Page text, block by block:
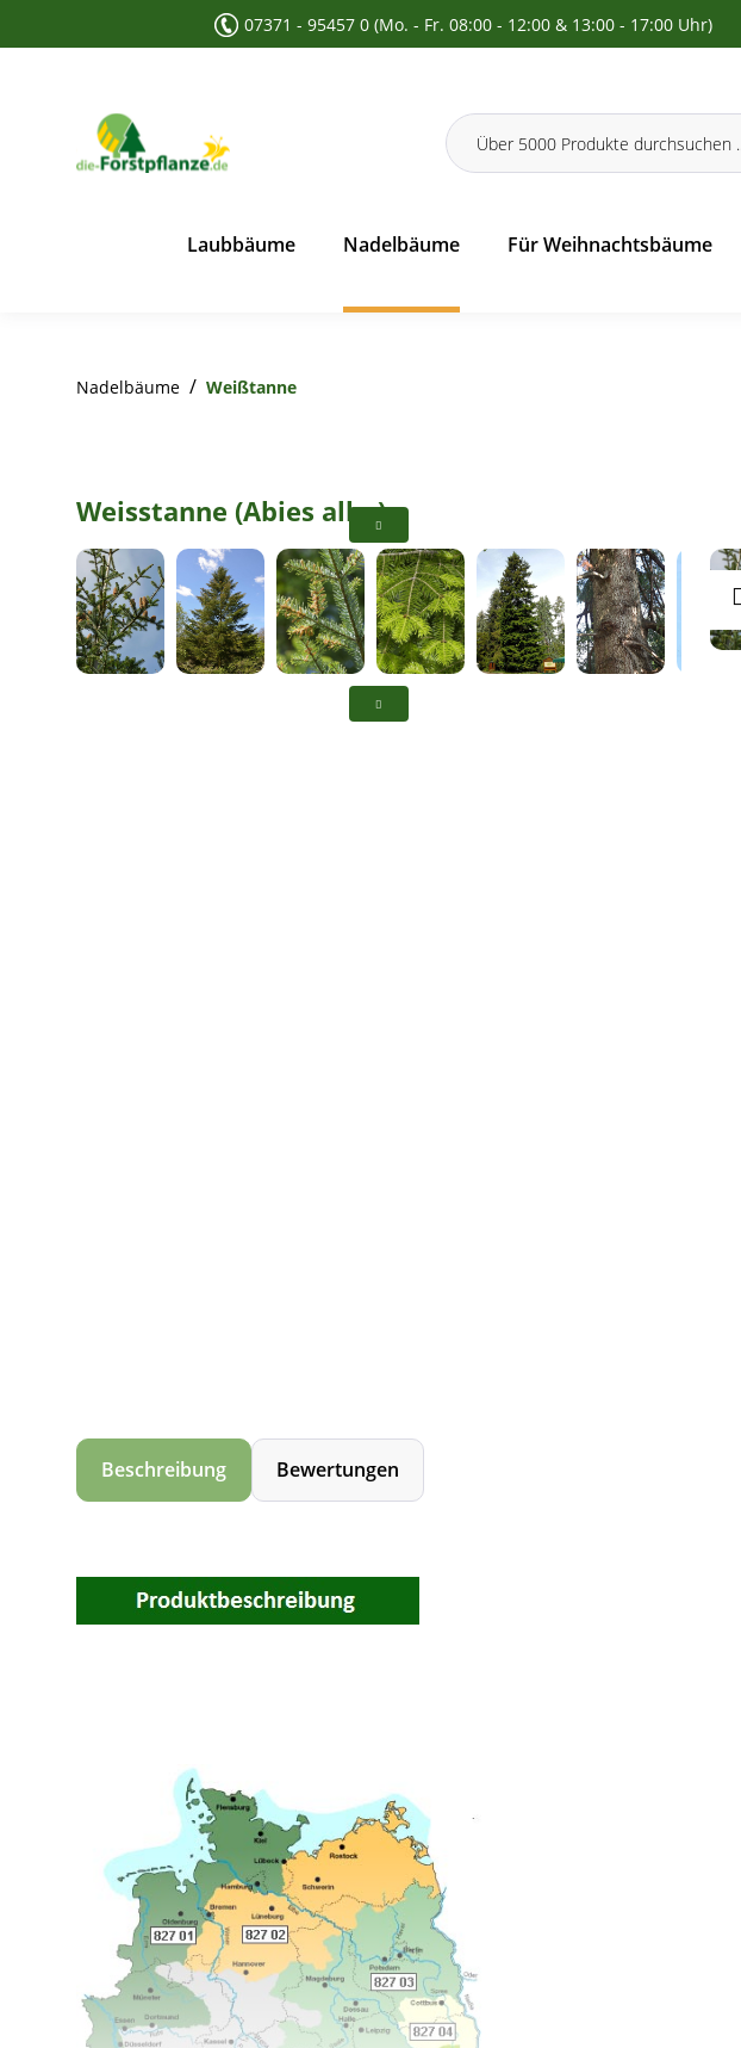
Zur Hauptnavigation springen
07371 - 95457 0 (Mo. - Fr. 08:00 - 12:00 & 13:00 - 17:00 Uhr)
Laubbäume Nadelbäume Für Weihnachtsbäume
Nadelbäume / Weißtanne
Weisstanne (Abies alba)
Beschreibung Bewertungen